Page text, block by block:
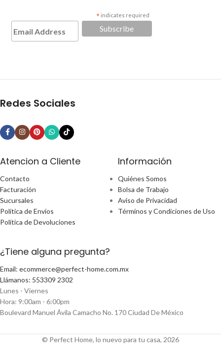
* indicates required
Redes Sociales
Atencion a Cliente
Contacto
Facturación
Sucursales
Política de Envíos
Política de Devoluciones
Información
Quiénes Somos
Bolsa de Trabajo
Aviso de Privacidad
Términos y Condiciones de Uso
¿Tiene alguna pregunta?
Email: ecommerce@perfect-home.com.mx
Llámanos: 553309 2302
Lunes - Viernes
Hora: 9:00am - 6:00pm
Boulevard Manuel Ávila Camacho No. 170 Ciudad De México
© Perfect Home, lo nuevo para tu casa, 2026